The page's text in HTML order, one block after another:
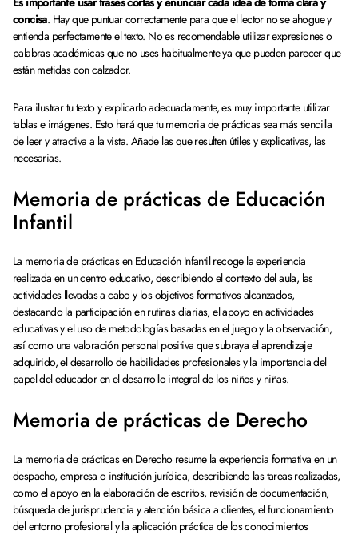
concisa. Hay que puntuar correctamente para que el lector no se ahogue y
entienda perfectamente el texto. No es recomendable utilizar expresiones o
palabras académicas que no uses habitualmente ya que pueden parecer que
están metidas con calzador.
Para ilustrar tu texto y explicarlo adecuadamente, es muy importante utilizar
tablas e imágenes. Esto hará que tu memoria de prácticas sea más sencilla
de leer y atractiva a la vista. Añade las que resulten útiles y explicativas, las
necesarias.
Memoria de prácticas de Educación
Infantil
La memoria de prácticas en Educación Infantil recoge la experiencia
realizada en un centro educativo, describiendo el contexto del aula, las
actividades llevadas a cabo y los objetivos formativos alcanzados,
destacando la participación en rutinas diarias, el apoyo en actividades
educativas y el uso de metodologías basadas en el juego y la observación,
así como una valoración personal positiva que subraya el aprendizaje
adquirido, el desarrollo de habilidades profesionales y la importancia del
papel del educador en el desarrollo integral de los niños y niñas.
Memoria de prácticas de Derecho
La memoria de prácticas en Derecho resume la experiencia formativa en un
despacho, empresa o institución jurídica, describiendo las tareas realizadas,
como el apoyo en la elaboración de escritos, revisión de documentación,
búsqueda de jurisprudencia y atención básica a clientes, el funcionamiento
del entorno profesional y la aplicación práctica de los conocimientos